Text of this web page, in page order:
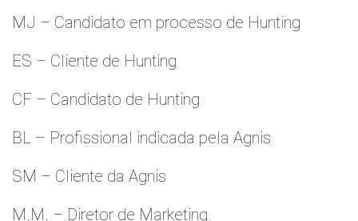
MJ – Candidato em processo de Hunting
ES – Cliente de Hunting
CF – Candidato de Hunting
BL – Profissional indicada pela Agnis
SM – Cliente da Agnis
M.M. – Diretor de Marketing